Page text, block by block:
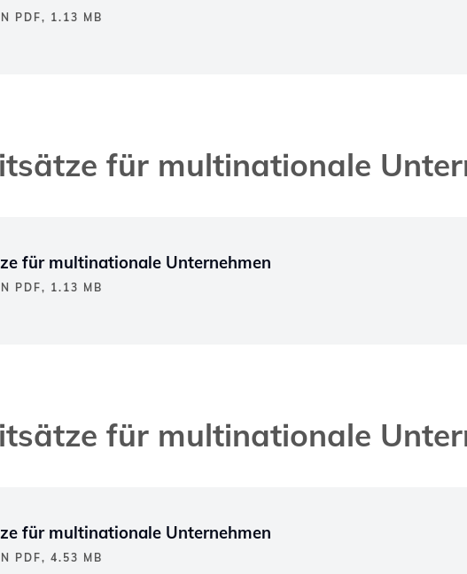
PDF, 1.13 MB
für multinationale
für multinationale Unternehmen
PDF, 1.13 MB
für multinationale
für multinationale Unternehmen
PDF, 4.53 MB